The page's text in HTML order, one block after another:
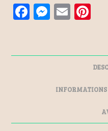
F
b
M
n
r
E
l es
t